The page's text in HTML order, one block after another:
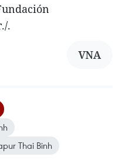
.
VNA
Thai Binh